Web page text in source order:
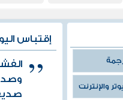
والإنترنت
إقتباس